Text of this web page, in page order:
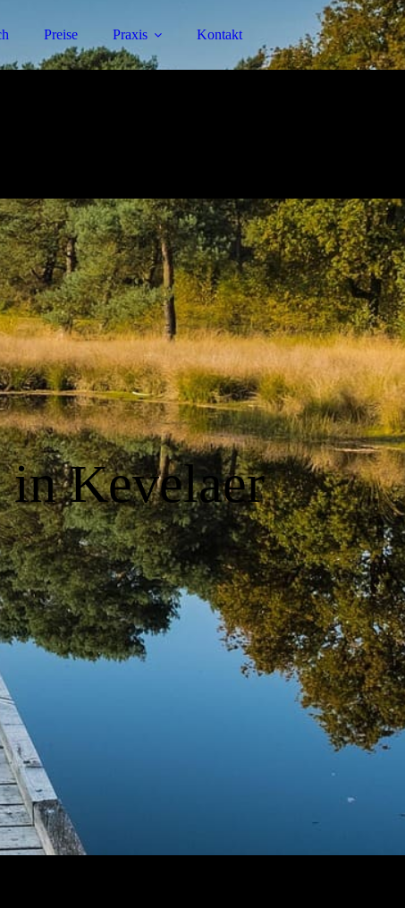
Preise Praxis Kontakt
in Kevelaer